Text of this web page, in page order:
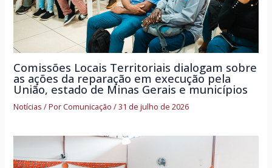
Comissões Locais Territoriais dialogam sobre
as ações da reparação em execução pela
União, estado de Minas Gerais e municípios
Notícias / PorComunicação/31 de julho de 2026